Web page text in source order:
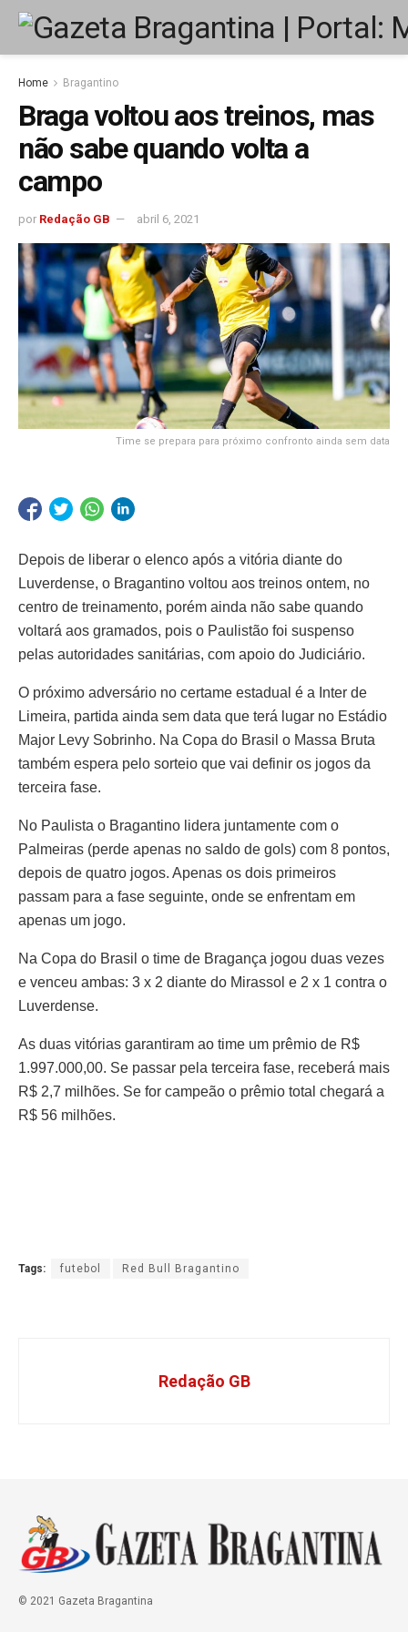
Home Bragantino
Braga voltou aos treinos, mas
não sabe quando volta a
campo
por Redação GB abril 6, 2021
Time se prepara para próximo confronto ainda sem data
Depois de liberar o elenco após a vitória diante do
Luverdense, o Bragantino voltou aos treinos ontem, no
centro de treinamento, porém ainda não sabe quando
voltará aos gramados, pois o Paulistão foi suspenso
pelas autoridades sanitárias, com apoio do Judiciário.
O próximo adversário no certame estadual é a Inter de
Limeira, partida ainda sem data que terá lugar no Estádio
Major Levy Sobrinho. Na Copa do Brasil o Massa Bruta
também espera pelo sorteio que vai definir os jogos da
terceira fase.
No Paulista o Bragantino lidera juntamente com o
Palmeiras (perde apenas no saldo de gols) com 8 pontos,
depois de quatro jogos. Apenas os dois primeiros
passam para a fase seguinte, onde se enfrentam em
apenas um jogo.
Na Copa do Brasil o time de Bragança jogou duas vezes
e venceu ambas: 3 x 2 diante do Mirassol e 2 x 1 contra o
Luverdense.
As duas vitórias garantiram ao time um prêmio de R$
1.997.000,00. Se passar pela terceira fase, receberá mais
R$ 2,7 milhões. Se for campeão o prêmio total chegará a
R$ 56 milhões.
Tags: futebol Red Bull Bragantino
Redação GB
© 2021 Gazeta Bragantina